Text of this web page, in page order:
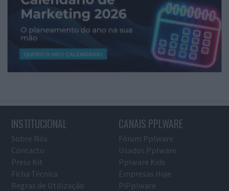
INSTITUCIONAL
Sobre Nós
Contacto
Press Kit
Ficha Técnica
Regras de Utilização
CANAIS PPLWARE
Fórum Pplware
Usados Pplware
Pplware Kids
Empresas Hoje
PiPplware